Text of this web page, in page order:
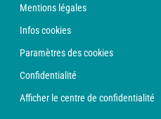
Mentions légales
Infos cookies
Paramètres des cookies
Confidentialité
Afficher le centre de confidentialité